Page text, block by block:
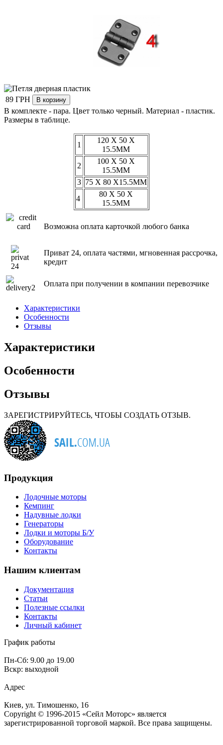
89 ГРН
В комплекте - пара. Цвет только черный. Материал - пластик.
Размеры в таблице.
1
120 X 50 X
15.5MM
2
100 X 50 X
15.5MM
3 75 X 80 X15.5MM
4
80 X 50 X
15.5MM
Возможна оплата карточкой любого банка
Приват 24, оплата частями, мгновенная рассрочка,
кредит
Оплата при получении в компании перевозчике
Характеристики
Особенности
Отзывы
Характеристики
Особенности
Отзывы
ЗАРЕГИСТРИРУЙТЕСЬ, ЧТОБЫ СОЗДАТЬ ОТЗЫВ.
Продукция
Лодочные моторы
Кемпинг
Надувные лодки
Генераторы
Лодки и моторы Б/У
Оборудование
Контакты
Нашим клиентам
Документация
Статьи
Полезные ссылки
Контакты
Личный кабинет
График работы
Пн-Сб: 9.00 до 19.00
Вскр: выходной
Адрес
Киев, ул. Тимошенко, 16
Copyright © 1996-2015 «Сейл Моторс» является
зарегистрированной торговой маркой. Все права защищены.